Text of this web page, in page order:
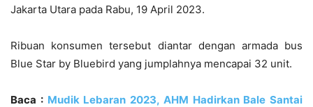
Jakarta Utara pada Rabu, 19 April 2023.
Ribuan konsumen tersebut diantar dengan armada bus
Blue Star by Bluebird yang jumplahnya mencapai 32 unit.
Baca : Mudik Lebaran 2023, AHM Hadirkan Bale Santai